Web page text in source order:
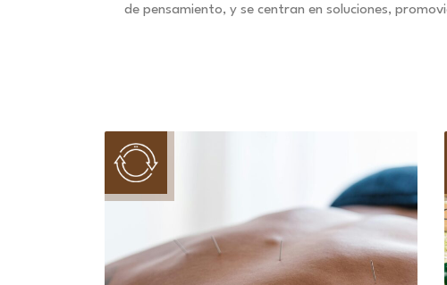
de pensamiento, y se centran en soluciones,